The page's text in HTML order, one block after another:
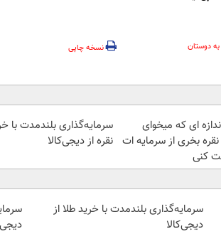
به دوستان نسخه چاپی
ای که میخوای
نقره بخری از سرمایه ات
کنی
سرمایه‌گذاری بلندمدت با
نقره از دیجی‌کالا
سرمایه‌گذاری بلندمدت با خرید طلا از
دیجی‌کالا